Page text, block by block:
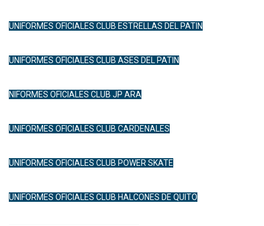
UNIFORMES OFICIALES CLUB ESTRELLAS DEL PATIN
UNIFORMES OFICIALES CLUB ASES DEL PATIN
NIFORMES OFICIALES CLUB JP ARA
UNIFORMES OFICIALES CLUB CARDENALES
UNIFORMES OFICIALES CLUB POWER SKATE
UNIFORMES OFICIALES CLUB HALCONES DE QUITO